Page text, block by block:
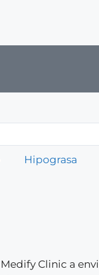
Hipograsa
Medify Clinic a